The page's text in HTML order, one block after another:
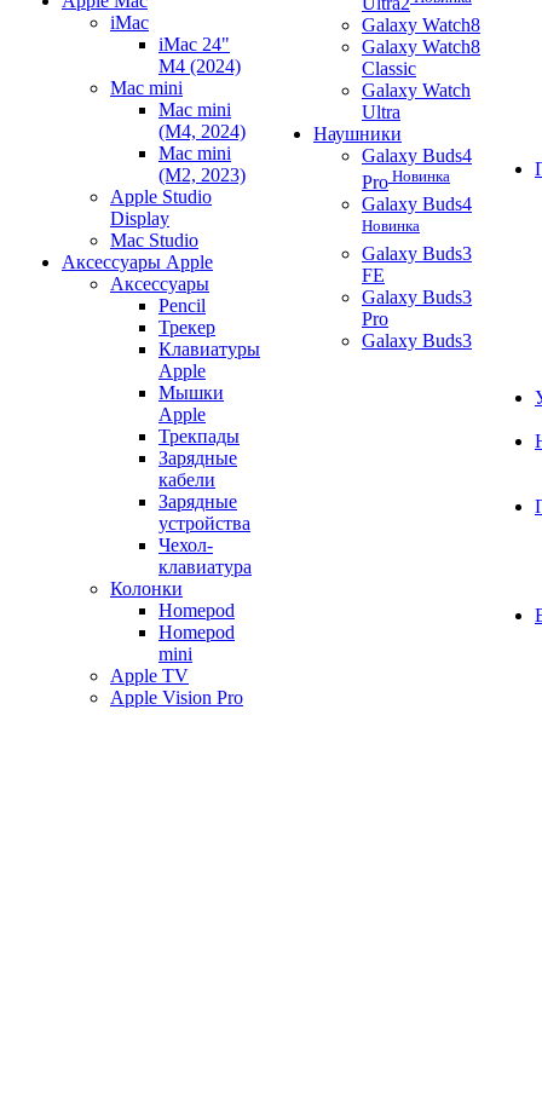
iMac
iMac 24"
M4 (2024)
Mac mini
Mac mini
(M4, 2024)
Mac mini
(M2, 2023)
Apple Studio
Display
Mac Studio
Аксессуары Apple
Аксессуары
Pencil
Трекер
Клавиатуры
Apple
Мышки
Apple
Трекпады
Зарядные
кабели
Зарядные
устройства
Чехол-
клавиатура
Колонки
Homepod
Homepod
mini
Apple TV
Apple Vision Pro
Galaxy Watch8
Galaxy Watch8
Classic
Galaxy Watch
Ultra
Наушники
Galaxy Buds4
Pro Новинка
Galaxy Buds4
Новинка
Galaxy Buds3
FE
Galaxy Buds3
Pro
Galaxy Buds3